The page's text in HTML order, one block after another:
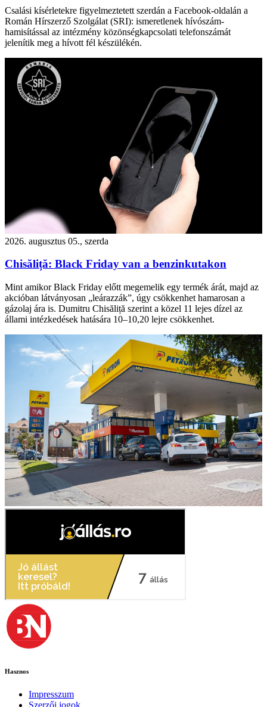
Csalási kísérletekre figyelmeztetett szerdán a Facebook-oldalán a
Román Hírszerző Szolgálat (SRI): ismeretlenek hívószám-
hamisítással az intézmény közönségkapcsolati telefonszámát
jelenítik meg a hívott fél készülékén.
2026. augusztus 05., szerda
Chisăliță: Black Friday van a benzinkutakon
Mint amikor Black Friday előtt megemelik egy termék árát, majd az
akcióban látványosan „leárazzák”, úgy csökkenhet hamarosan a
gázolaj ára is. Dumitru Chisăliță szerint a közel 11 lejes dízel az
állami intézkedések hatására 10–10,20 lejre csökkenhet.
Hasznos
Impresszum